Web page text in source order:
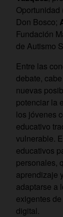
Oportunidad
Don Bosco;
Fundación
de Autismo
Entre las
debate,
nuevas
potenciar la
los jóvenes
educativo
vulnerable.
educativos
personales,
aprendizaje
adaptarse a
exigentes
digital.